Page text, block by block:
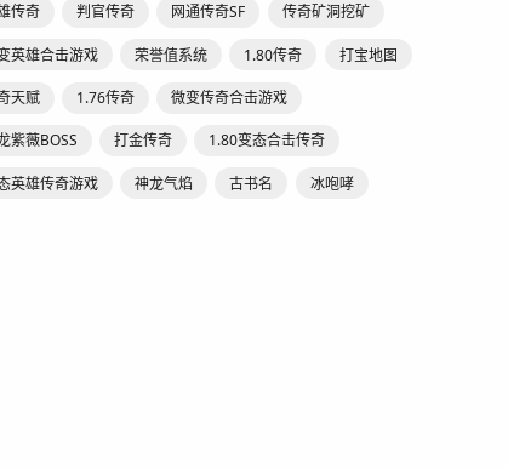
传奇 判官传奇 网通传奇SF 传奇矿洞挖矿
英雄合击游戏 荣誉值系统 1.80传奇 打宝地图
天赋 1.76传奇 微变传奇合击游戏
紫薇BOSS 打金传奇 1.80变态合击传奇
英雄传奇游戏 神龙气焰 古书名 冰咆哮